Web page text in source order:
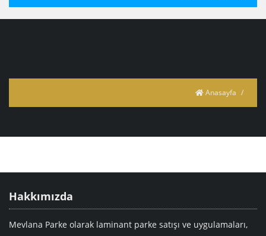
Anasayfa
Hakkımızda
Mevlana Parke olarak laminant parke satışı ve uygulamaları,